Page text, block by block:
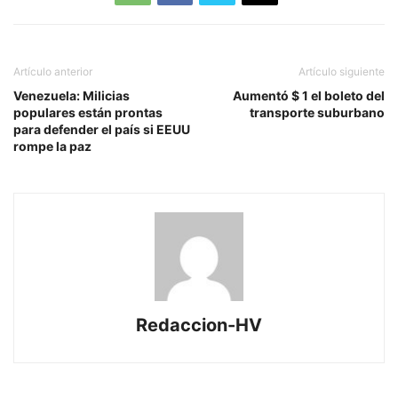
Artículo anterior
Venezuela: Milicias
populares están prontas
para defender el país si EEUU
rompe la paz
Artículo siguiente
Aumentó $ 1 el boleto del
transporte suburbano
Redaccion-HV